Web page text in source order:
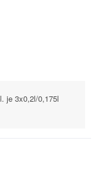
je 3x0,2l/0,175l